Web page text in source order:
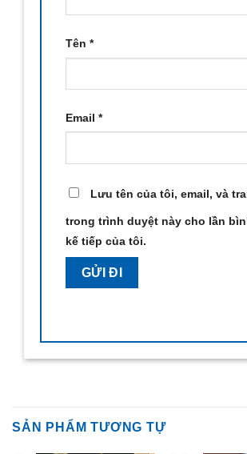
Tên *
Email *
Lưu tên của tôi, email, và
trong trình duyệt này cho lần
kế tiếp của tôi.
SẢN PHẨM TƯƠNG TỰ